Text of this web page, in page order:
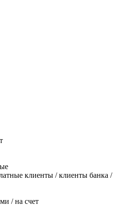
клиенты / клиенты банка /
/ на счет